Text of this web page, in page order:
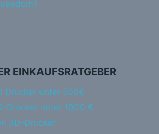
EINKAUFSRATGEBER
Drucker unter 500€
Drucker unter 1000 €
3D-Drucker